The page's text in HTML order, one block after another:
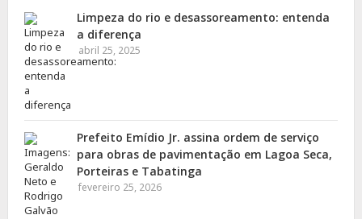
Limpeza do rio e desassoreamento: entenda
a diferença
abril 25, 2025
Prefeito Emídio Jr. assina ordem de serviço
para obras de pavimentação em Lagoa Seca,
Porteiras e Tabatinga
fevereiro 25, 2026